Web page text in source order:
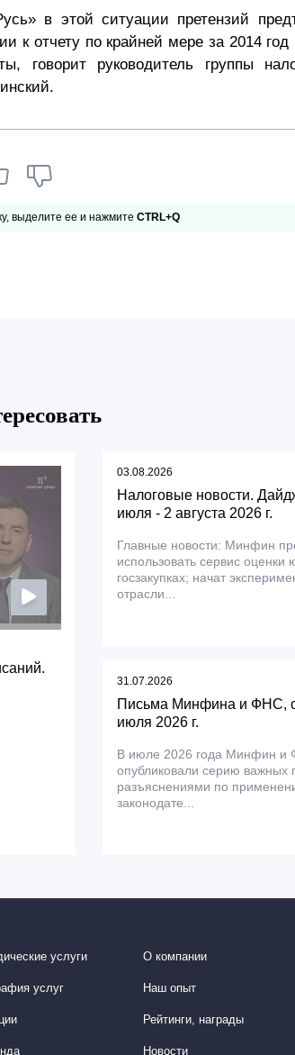
в этой ситуации претензий
к отчету по крайней мере за 2014 год
говорит руководитель группы
выделите ее и нажмите CTRL+Q
03.08.2026
Налоговые новости.
июля - 2 августа 2026 г.
Главные новости: Минфин
использовать сервис
госзакупках; начат
отрасли...
31.07.2026
Письма Минфина и ФНС,
июля 2026 г.
В июле 2026 года Минфин и
опубликовали серию важных
разъяснениями по
законодате...
услуги
услуг
О компании
Наш опыт
Рейтинги, награды
Новости